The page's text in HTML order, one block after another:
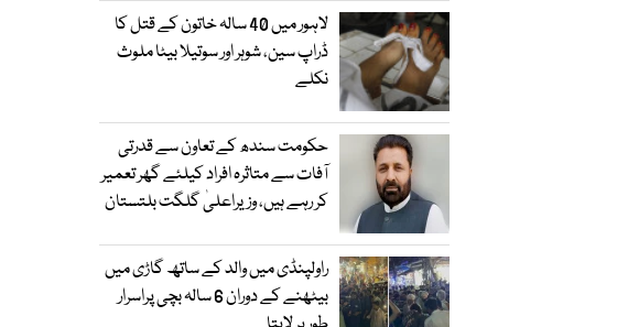
لاہور میں 40 سالہ خاتون کے قتل کا
ڈراپ سین، شوہر اور سوتیلا بیٹا ملوث
نکلے
حکومت سندھ کے تعاون سے قدرتی
آفات سے متاثرہ افراد کیلئے گھر تعمیر
کر رہے ہیں، وزیراعلیٰ گلگت بلتستان
راولپنڈی میں والد کے ساتھ گاڑی میں
بیٹھنے کے دوران 6 سالہ بچی پراسرار